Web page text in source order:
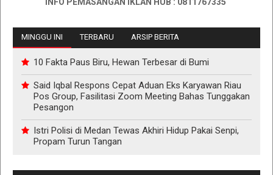
MINGGU INI TERBARU ARSIP BERITA
10 Fakta Paus Biru, Hewan Terbesar di Bumi
Said Iqbal Respons Cepat Aduan Eks Karyawan Riau
Pos Group, Fasilitasi Zoom Meeting Bahas Tunggakan
Pesangon
Istri Polisi di Medan Tewas Akhiri Hidup Pakai Senpi,
Propam Turun Tangan